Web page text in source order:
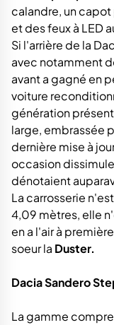
calandre, un
et des feux à LED
Si l'arrière de la
avec notamment
avant a gagné en
voiture
génération
large, embrassée
dernière mise à
occasion
dénotaient
La carrosserie
4,09 mètres, elle
en a l'air à
soeur la Duster.
Dacia Sandero
La gamme